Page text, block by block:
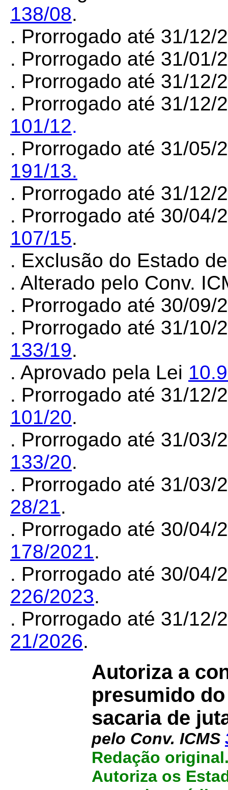
138/08.
. Prorrogado até 31/
. Prorrogado até 31/
. Prorrogado até 31/
. Prorrogado até 31/12/
101/12.
. Prorrogado até 31/05/
191/13.
. Prorrogado até 31/
. Prorrogado até 30/04/
107/15.
. Exclusão do Estado
. Alterado pelo Conv.
. Prorrogado até 30/
. Prorrogado até 31/10/
133/19.
. Aprovado pela Lei
. Prorrogado até 31/12/
101/20.
. Prorrogado até 31/03/
133/20.
. Prorrogado até 31/03/
28/21.
. Prorrogado até 30/04/
178/2021.
. Prorrogado até 30/04/
226/2023.
. Prorrogado até 31/12/
21/2026.
Autoriza a
presumido
sacaria de
pelo Conv. ICMS
Redação
Autoriza os